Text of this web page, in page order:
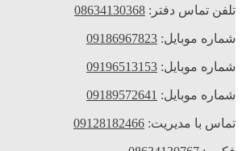
تماس دفتر: 08634130368
موبایل:09186967823
موبایل:09196513153
موبایل:09189572641
با مدیریت:09128182466